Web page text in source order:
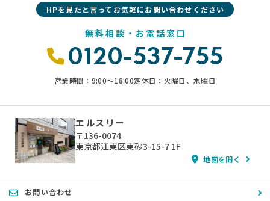
HPを見たと言ってお気軽にお問い合わせください
無料相談・お電話窓口
0120-537-755
営業時間：9:00〜18:00定休日：火曜日、水曜日
エルスリー
〒136-0074
東京都江東区東砂3-15-7 1F
地図を開く
お問い合わせ